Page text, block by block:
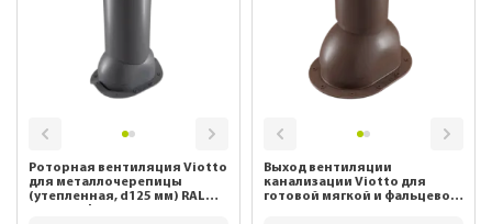
Роторная вентиляция Viotto
для металлочерепицы
(утепленная, d125 мм) RAL
Выход вентиляции
канализации Viotto для
готовой мягкой и фальцевой